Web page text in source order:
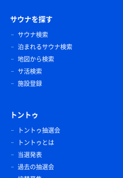
サウナを探す
サウナ検索
泊まれるサウナ検索
地図から検索
サ活検索
施設登録
トントゥ
トントゥ抽選会
トントゥとは
当選発表
過去の抽選会